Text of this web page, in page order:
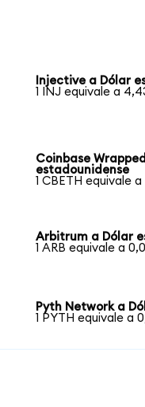
Injective a Dólar
1 INJ equivale a
Coinbase
estadounidense
1 CBETH equivale a
Arbitrum a Dólar
1 ARB equivale a
Pyth Network a
1 PYTH equivale a